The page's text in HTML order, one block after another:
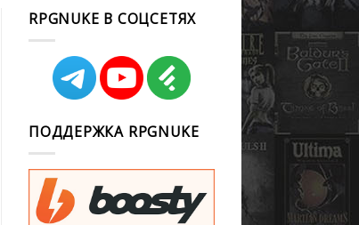
RPGNUKE В СОЦСЕТЯХ
ПОДДЕРЖКА RPGNUKE